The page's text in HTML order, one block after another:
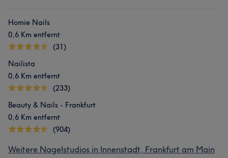
Homie Nails
0,6 Km entfernt
(31)
Nailista
0,6 Km entfernt
(233)
Beauty & Nails - Frankfurt
0,6 Km entfernt
(904)
Weitere Nagelstudios in Innenstadt, Frankfurt am Main